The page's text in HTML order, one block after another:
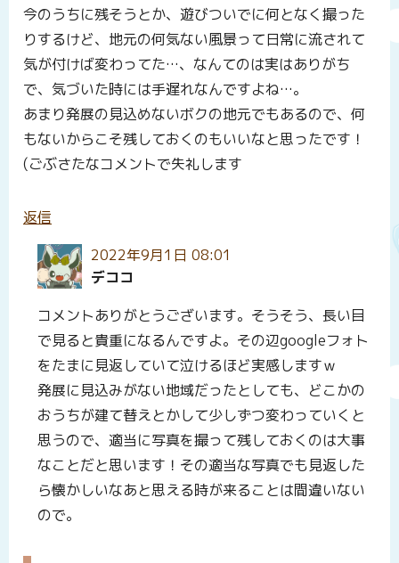
今のうちに残そうとか、遊びついでに何となく撮った
りするけど、地元の何気ない風景って日常に流されて
気が付けば変わってた…、なんてのは実はありがち
で、気づいた時には手遅れなんですよね…。
あまり発展の見込めないボクの地元でもあるので、何
もないからこそ残しておくのもいいなと思ったです！
(ごぶさたなコメントで失礼します
返信
2022年9月1日 08:01
デココ
コメントありがとうございます。そうそう、長い目
で見ると貴重になるんですよ。その辺googleフォト
をたまに見返していて泣けるほど実感しますｗ
発展に見込みがない地域だったとしても、どこかの
おうちが建て替えとかして少しずつ変わっていくと
思うので、適当に写真を撮って残しておくのは大事
なことだと思います！その適当な写真でも見返した
ら懐かしいなあと思える時が来ることは間違いない
ので。